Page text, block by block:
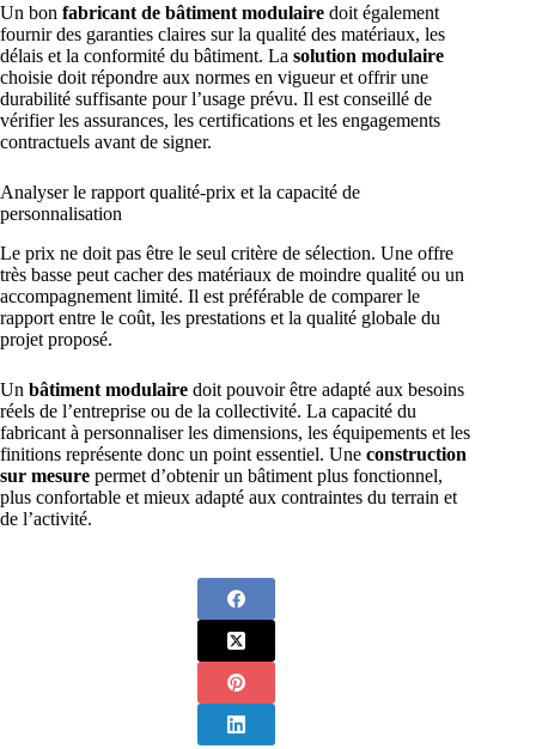
Un bon fabricant de bâtiment modulaire doit également
fournir des garanties claires sur la qualité des matériaux, les
délais et la conformité du bâtiment. La solution modulaire
choisie doit répondre aux normes en vigueur et offrir une
durabilité suffisante pour l’usage prévu. Il est conseillé de
vérifier les assurances, les certifications et les engagements
contractuels avant de signer.
Analyser le rapport qualité-prix et la capacité de
personnalisation
Le prix ne doit pas être le seul critère de sélection. Une offre
très basse peut cacher des matériaux de moindre qualité ou un
accompagnement limité. Il est préférable de comparer le
rapport entre le coût, les prestations et la qualité globale du
projet proposé.
Un bâtiment modulaire doit pouvoir être adapté aux besoins
réels de l’entreprise ou de la collectivité. La capacité du
fabricant à personnaliser les dimensions, les équipements et les
finitions représente donc un point essentiel. Une construction
sur mesure permet d’obtenir un bâtiment plus fonctionnel,
plus confortable et mieux adapté aux contraintes du terrain et
de l’activité.